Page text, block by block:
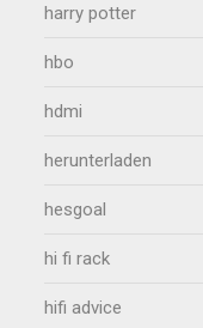
harry potter
hbo
hdmi
herunterladen
hesgoal
hi fi rack
hifi advice